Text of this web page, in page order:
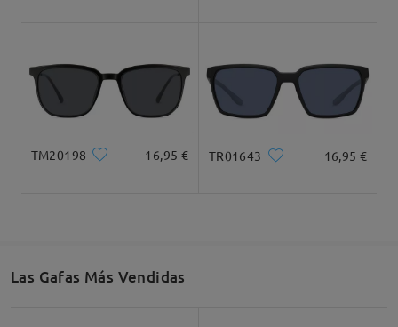
TM20198 16,95 € TR01643 16,95 €
Las Gafas Más Vendidas